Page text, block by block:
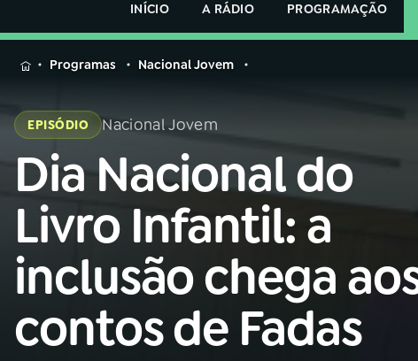
INÍCIO
A RÁDIO PROGRAMAÇÃO
MENU
Buscar
na
Rádio
Nacional
AO VIVO
01INÍCIO
02 A RÁDIO
na
Rádio
Nacional
Programas Nacional Jovem
EPISÓDIO Nacional Jovem
Dia Nacional do
Livro Infantil: a
inclusão chega
contos de Fadas